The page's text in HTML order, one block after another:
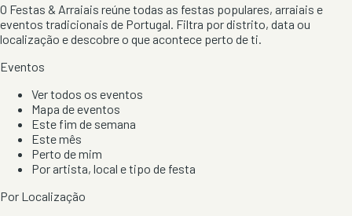
O Festas & Arraiais reúne todas as festas populares, arraiais e
eventos tradicionais de Portugal. Filtra por distrito, data ou
localização e descobre o que acontece perto de ti.
Eventos
Ver todos os eventos
Mapa de eventos
Este fim de semana
Este mês
Perto de mim
Por artista, local e tipo de festa
Por Localização